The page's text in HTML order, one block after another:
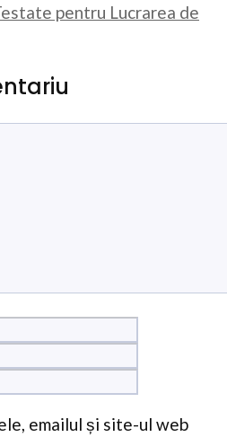
pentru Lucrarea de
emailul și site-ul web